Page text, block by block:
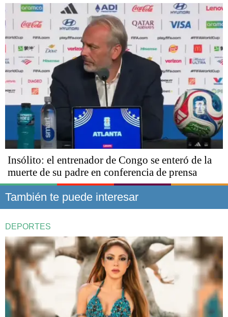
Insólito: el entrenador de Congo se enteró de la
muerte de su padre en conferencia de prensa
También te puede interesar
DEPORTES